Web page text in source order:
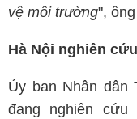
vệ môi trường",
Hà Nội nghiên
Ủy ban Nhân dân
đang nghiên